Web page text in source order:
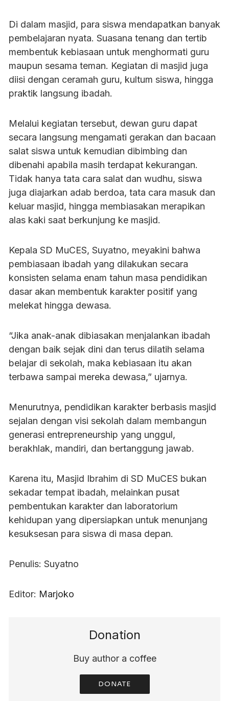
Di dalam masjid, para siswa mendapatkan banyak
pembelajaran nyata. Suasana tenang dan tertib
membentuk kebiasaan untuk menghormati guru
maupun sesama teman. Kegiatan di masjid juga
diisi dengan ceramah guru, kultum siswa, hingga
praktik langsung ibadah.
Melalui kegiatan tersebut, dewan guru dapat
secara langsung mengamati gerakan dan bacaan
salat siswa untuk kemudian dibimbing dan
dibenahi apabila masih terdapat kekurangan.
Tidak hanya tata cara salat dan wudhu, siswa
juga diajarkan adab berdoa, tata cara masuk dan
keluar masjid, hingga membiasakan merapikan
alas kaki saat berkunjung ke masjid.
Kepala SD MuCES, Suyatno, meyakini bahwa
pembiasaan ibadah yang dilakukan secara
konsisten selama enam tahun masa pendidikan
dasar akan membentuk karakter positif yang
melekat hingga dewasa.
“Jika anak-anak dibiasakan menjalankan ibadah
dengan baik sejak dini dan terus dilatih selama
belajar di sekolah, maka kebiasaan itu akan
terbawa sampai mereka dewasa,” ujarnya.
Menurutnya, pendidikan karakter berbasis masjid
sejalan dengan visi sekolah dalam membangun
generasi entrepreneurship yang unggul,
berakhlak, mandiri, dan bertanggung jawab.
Karena itu, Masjid Ibrahim di SD MuCES bukan
sekadar tempat ibadah, melainkan pusat
pembentukan karakter dan laboratorium
kehidupan yang dipersiapkan untuk menunjang
kesuksesan para siswa di masa depan.
Penulis: Suyatno
Editor: Marjoko
Donation
Buy author a coffee
DONATE